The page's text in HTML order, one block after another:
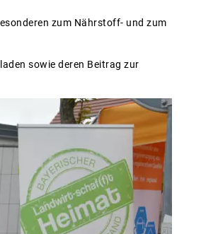
zum Nährstoff- und zum
sowie deren Beitrag zur